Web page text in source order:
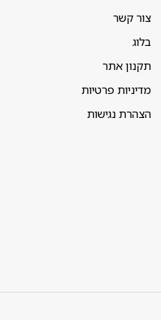
צור קשר
בלוג
תקנון אתר
מדיניות פרטיות
הצהרת נגישות